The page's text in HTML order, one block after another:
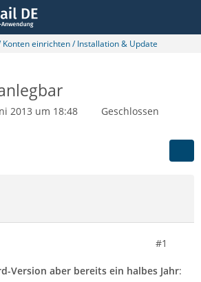
einrichten / Installation & Update
2013 um 18:48
Geschlossen
#1
Version aber bereits ein halbes Jahr: